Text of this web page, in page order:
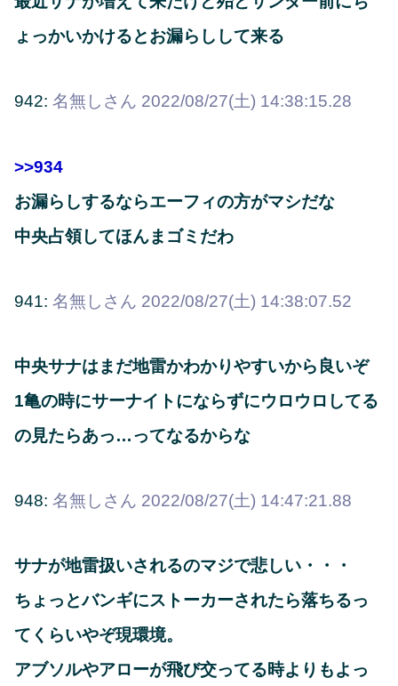
ょっかいかけるとお漏らしして来る
942: 名無しさん 2022/08/27(土) 14:38:15.28
>>934
お漏らしするならエーフィの方がマシだな
中央占領してほんまゴミだわ
941: 名無しさん 2022/08/27(土) 14:38:07.52
中央サナはまだ地雷かわかりやすいから良いぞ
1亀の時にサーナイトにならずにウロウロしてる
の見たらあっ…ってなるからな
948: 名無しさん 2022/08/27(土) 14:47:21.88
サナが地雷扱いされるのマジで悲しい・・・
ちょっとバンギにストーカーされたら落ちるっ
てくらいやぞ現環境。
アブソルやアローが飛び交ってる時よりもよっ